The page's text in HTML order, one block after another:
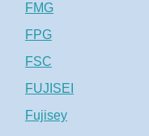
FMG
FPG
FSC
FUJISEI
Fujisey